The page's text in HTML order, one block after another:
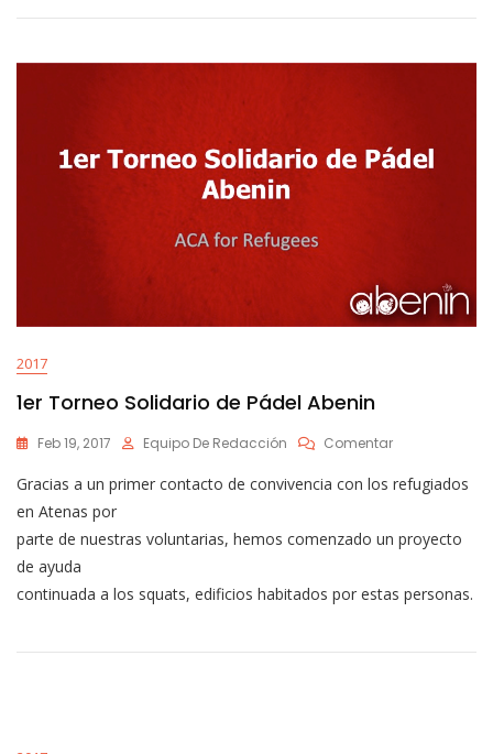
2017
1er Torneo Solidario de Pádel Abenin
Feb 19, 2017 Equipo De Redacción ComentarEn
Torneo
Pádel
Gracias a un primer contacto de convivencia con los refugiados
en Atenas por
parte de nuestras voluntarias, hemos comenzado un proyecto
de ayuda
continuada a los squats, edificios habitados por estas personas.